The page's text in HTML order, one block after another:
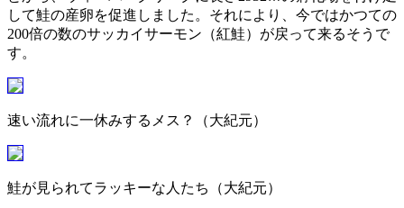
して鮭の産卵を促進しました。それにより、今ではかつての
200倍の数のサッカイサーモン（紅鮭）が戻って来るそうで
す。
速い流れに一休みするメス？（大紀元）
鮭が見られてラッキーな人たち（大紀元）